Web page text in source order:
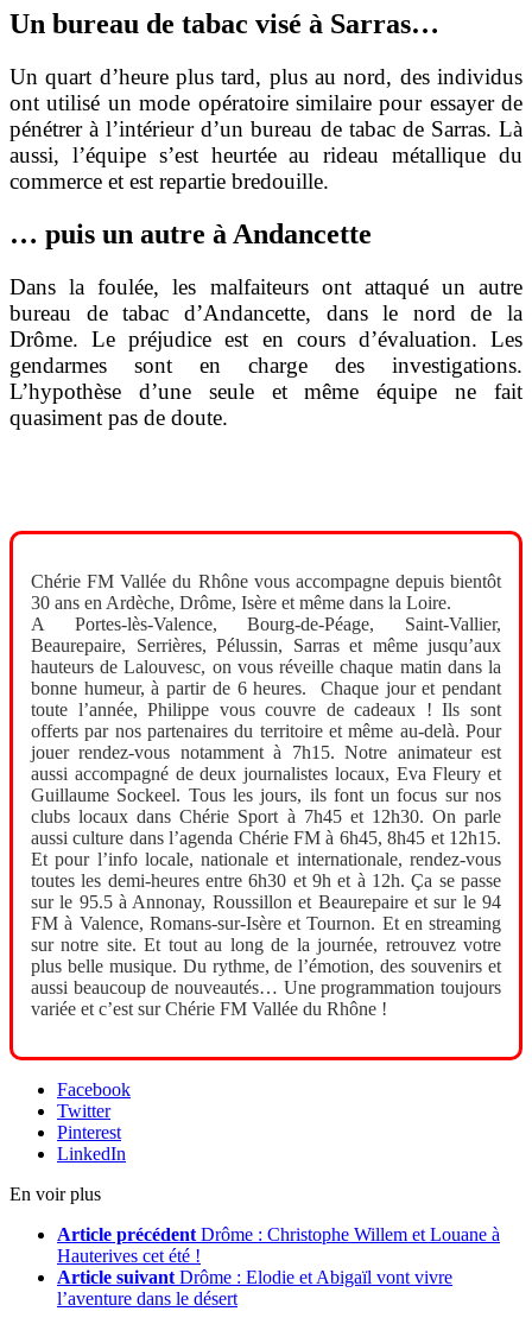
Un bureau de tabac visé à Sarras…
Un quart d’heure plus tard, plus au nord, des individus
ont utilisé un mode opératoire similaire pour essayer de
pénétrer à l’intérieur d’un bureau de tabac de Sarras. Là
aussi, l’équipe s’est heurtée au rideau métallique du
commerce et est repartie bredouille.
… puis un autre à Andancette
Dans la foulée, les malfaiteurs ont attaqué un autre
bureau de tabac d’Andancette, dans le nord de la
Drôme. Le préjudice est en cours d’évaluation. Les
gendarmes sont en charge des investigations.
L’hypothèse d’une seule et même équipe ne fait
quasiment pas de doute.
Chérie FM Vallée du Rhône vous accompagne depuis bientôt
30 ans en Ardèche, Drôme, Isère et même dans la Loire.
A Portes-lès-Valence, Bourg-de-Péage, Saint-Vallier,
Beaurepaire, Serrières, Pélussin, Sarras et même jusqu’aux
hauteurs de Lalouvesc, on vous réveille chaque matin dans la
bonne humeur, à partir de 6 heures. Chaque jour et pendant
toute l’année, Philippe vous couvre de cadeaux ! Ils sont
offerts par nos partenaires du territoire et même au-delà. Pour
jouer rendez-vous notamment à 7h15. Notre animateur est
aussi accompagné de deux journalistes locaux, Eva Fleury et
Guillaume Sockeel. Tous les jours, ils font un focus sur nos
clubs locaux dans Chérie Sport à 7h45 et 12h30. On parle
aussi culture dans l’agenda Chérie FM à 6h45, 8h45 et 12h15.
Et pour l’info locale, nationale et internationale, rendez-vous
toutes les demi-heures entre 6h30 et 9h et à 12h. Ça se passe
sur le 95.5 à Annonay, Roussillon et Beaurepaire et sur le 94
FM à Valence, Romans-sur-Isère et Tournon. Et en streaming
sur notre site. Et tout au long de la journée, retrouvez votre
plus belle musique. Du rythme, de l’émotion, des souvenirs et
aussi beaucoup de nouveautés… Une programmation toujours
variée et c’est sur Chérie FM Vallée du Rhône !
Facebook
Twitter
Pinterest
LinkedIn
En voir plus
Article précédent Drôme : Christophe Willem et Louane à
Hauterives cet été !
Article suivant Drôme : Elodie et Abigaïl vont vivre
l’aventure dans le désert